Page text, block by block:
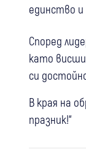
единство и
Според
като
си
В края на
празник!“
България
Хамид